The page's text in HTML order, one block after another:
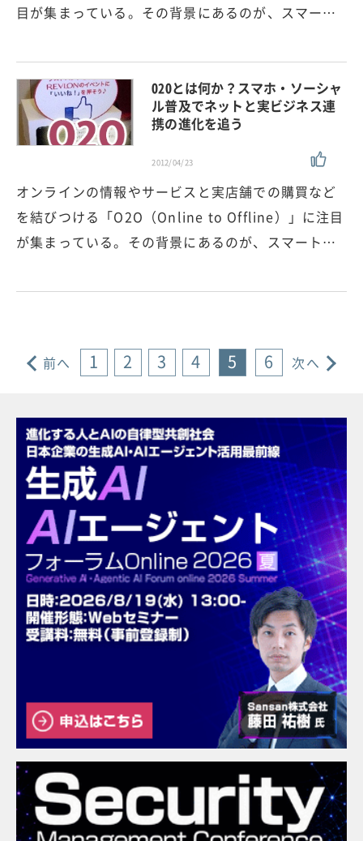
目が集まっている。その背景にあるのが、スマー…
O2Oとは何か？スマホ・ソーシャ
ル普及でネットと実ビジネス連
携の進化を追う
2012/04/23
オンラインの情報やサービスと実店舗での購買など
を結びつける「O2O（Online to Offline）」に注目
が集まっている。その背景にあるのが、スマート…
前へ 1 2 3 4 5 6 次へ